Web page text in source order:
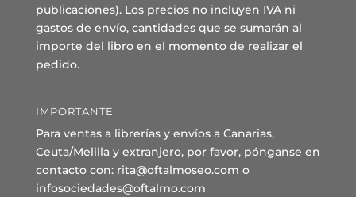
publicaciones). Los precios no incluyen IVA ni
gastos de envío, cantidades que se sumarán al
importe del libro en el momento de realizar el
pedido.
IMPORTANTE
Para ventas a librerías y envíos a Canarias,
Ceuta/Melilla y extranjero, por favor, pónganse en
contacto con: rita@oftalmoseo.com o
infosociedades@oftalmo.com